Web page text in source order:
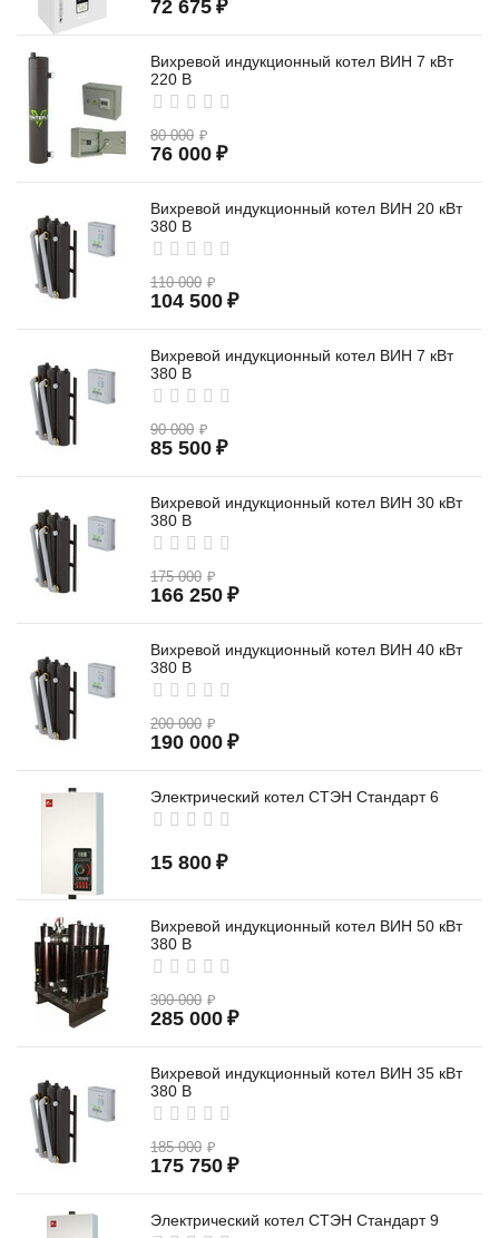
72 675 ₽
Вихревой индукционный котел ВИН 7 кВт
220 В
80 000 ₽
76 000 ₽
Вихревой индукционный котел ВИН 20 кВт
380 В
110 000 ₽
104 500 ₽
Вихревой индукционный котел ВИН 7 кВт
380 В
90 000 ₽
85 500 ₽
Вихревой индукционный котел ВИН 30 кВт
380 В
175 000 ₽
166 250 ₽
Вихревой индукционный котел ВИН 40 кВт
380 В
200 000 ₽
190 000 ₽
Электрический котел СТЭН Стандарт 6
15 800 ₽
Вихревой индукционный котел ВИН 50 кВт
380 В
300 000 ₽
285 000 ₽
Вихревой индукционный котел ВИН 35 кВт
380 В
185 000 ₽
175 750 ₽
Электрический котел СТЭН Стандарт 9